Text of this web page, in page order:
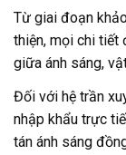
Từ giai đoạn
thiện, mọi chi tiết
giữa ánh sáng,
Đối với hệ trần
nhập khẩu trực
tán ánh sáng